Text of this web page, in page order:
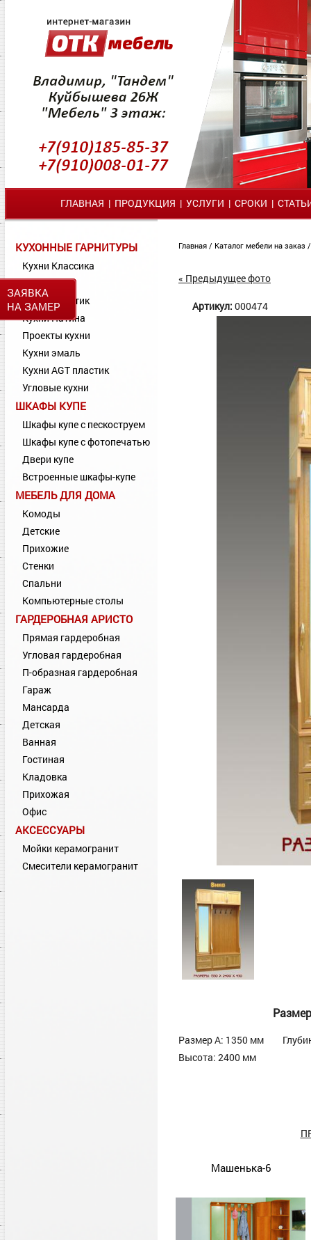
ЗАЯВКА
НА ЗАМЕР
ГЛАВНАЯ | ПРОДУКЦИЯ | УСЛУГИ | СРОКИ |
КУХОННЫЕ ГАРНИТУРЫ
Кухни Классика
Кухни МДФ
Кухни Пластик
Кухни Патина
Проекты кухни
Кухни эмаль
Кухни AGT пластик
Угловые кухни
ШКАФЫ КУПЕ
Шкафы купе с пескоструем
Шкафы купе с фотопечатью
Двери купе
Встроенные шкафы-купе
МЕБЕЛЬ ДЛЯ ДОМА
Комоды
Детские
Прихожие
Стенки
Спальни
Компьютерные столы
ГАРДЕРОБНАЯ АРИСТО
Прямая гардеробная
Угловая гардеробная
П-образная гардеробная
Гараж
Мансарда
Детская
Ванная
Гостиная
Кладовка
Прихожая
Офис
АКСЕССУАРЫ
Мойки керамогранит
Смесители керамогранит
Главная / Каталог мебели на заказ
« Предыдущее фото
Артикул: 000474
Размер А: 1350 мм
Высота: 2400 мм
Машенька-6